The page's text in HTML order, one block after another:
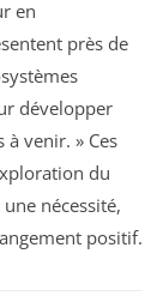
en
près de
développer
venir. » Ces
du
nécessité,
positif.